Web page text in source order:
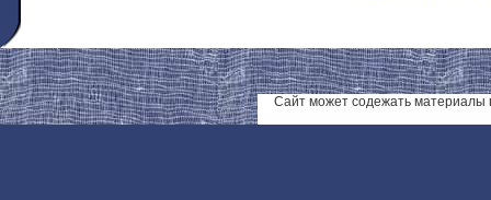
Сайт может содежать материалы